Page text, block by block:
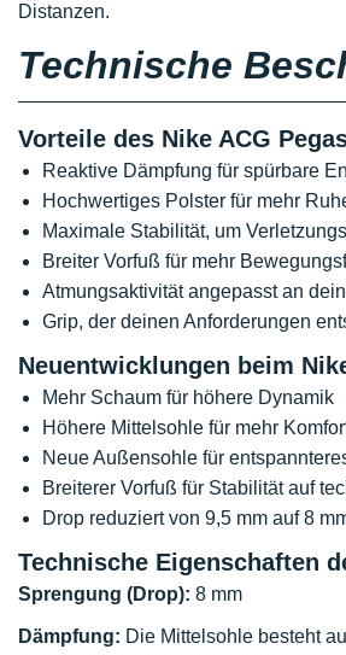
Distanzen.
Technische
Vorteile des Nike ACG
Reaktive Dämpfung für spürbare
Hochwertiges Polster für mehr
Maximale Stabilität, um
Breiter Vorfuß für mehr
Atmungsaktivität angepasst an
Grip, der deinen Anforderungen
Neuentwicklungen beim
Mehr Schaum für höhere Dynamik
Höhere Mittelsohle für mehr
Neue Außensohle für
Breiterer Vorfuß für Stabilität auf
Drop reduziert von 9,5 mm auf 8
Technische Eigenschaften
Sprengung (Drop): 8 mm
Dämpfung: Die Mittelsohle besteht